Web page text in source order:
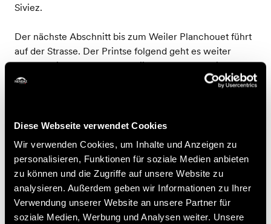
Diese Webseite verwendet Cookies
Wir verwenden Cookies, um Inhalte und Anzeigen zu
personalisieren, Funktionen für soziale Medien anbieten
zu können und die Zugriffe auf unsere Website zu
analysieren. Außerdem geben wir Informationen zu Ihrer
Verwendung unserer Website an unsere Partner für
soziale Medien, Werbung und Analysen weiter. Unsere
Siviez.
Der nächste Abschnitt bis zum Weiler Planchouet führt
auf der Strasse. Der Printse folgend geht es weiter
abwärts bis zur Route de la Djiette. Nun steht ein 300 m
langer und ziemlich flüssiger Aufstieg auf einer
früherer Zeiten bewahrt hat.
Vorbei am Zentrum der Station geht es anschliessend
zurück zur Talstation der Gondelbahn Veysonnaz.
Nützliche Informationen
Zugang mit der Gondelbahn Veysonnaz.